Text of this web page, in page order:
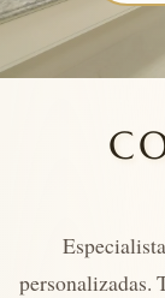
personalizadas.